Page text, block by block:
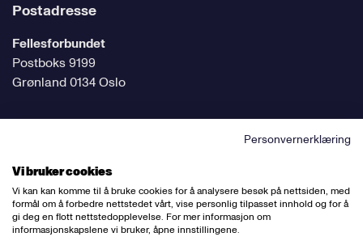
Postadresse
Fellesforbundet
Postboks 9199
Grønland 0134 Oslo
Følg oss på sosiale medier
Personvernerklæring
Vi bruker cookies
Vi kan kan komme til å bruke cookies for å analysere besøk på nettsiden, med
formål om å forbedre nettstedet vårt, vise personlig tilpasset innhold og for å
gi deg en flott nettstedopplevelse. For mer informasjon om
informasjonskapslene vi bruker, åpne innstillingene.